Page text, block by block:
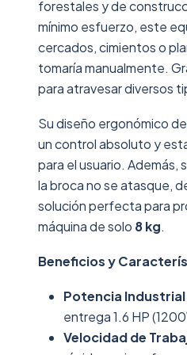
forestales y de
mínimo esfuerzo, este
cercados, cimientos o
tomaría manualmente.
para atravesar diversos
Su diseño ergonómico
un control absoluto y
para el usuario.
la broca no se atasque,
solución perfecta para
máquina de solo 8 kg.
Beneficios y
Potencia
entrega 1.6 HP
Velocidad de